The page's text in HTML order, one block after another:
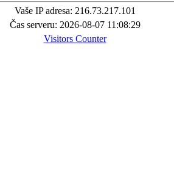
Vaše IP adresa: 216.73.217.101
Čas serveru: 2026-08-07 11:08:29
Visitors Counter